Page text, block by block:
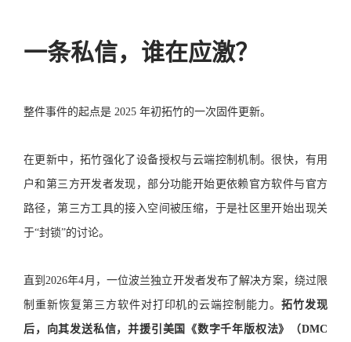
一条私信，谁在应激？
整件事件的起点是 2025 年初拓竹的一次固件更新。
在更新中，拓竹强化了设备授权与云端控制机制。很快，有用
户和第三方开发者发现，部分功能开始更依赖官方软件与官方
路径，第三方工具的接入空间被压缩，于是社区里开始出现关
于“封锁”的讨论。
直到2026年4月，一位波兰独立开发者发布了解决方案，绕过限
制重新恢复第三方软件对打印机的云端控制能力。拓竹发现
后，向其发送私信，并援引美国《数字千年版权法》（DMC